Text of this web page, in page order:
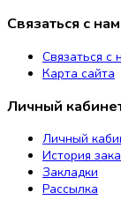
Связаться с
Связаться с
Карта сайта
Личный
Личный
История
Закладки
Рассылка